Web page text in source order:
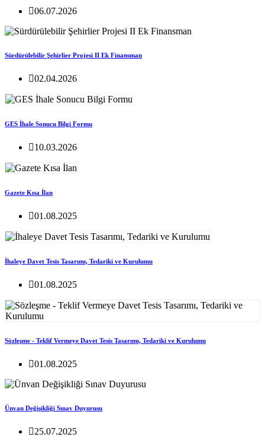
06.07.2026
Sürdürülebilir Şehirlier Projesi II Ek Finansman
02.04.2026
GES İhale Sonucu Bilgi Formu
10.03.2026
Gazete Kısa İlan
01.08.2025
İhaleye Davet Tesis Tasarımı, Tedariki ve Kurulumu
01.08.2025
Sözleşme - Teklif Vermeye Davet Tesis Tasarımı, Tedariki ve Kurulumu
01.08.2025
Ünvan Değişikliği Sınav Duyurusu
25.07.2025